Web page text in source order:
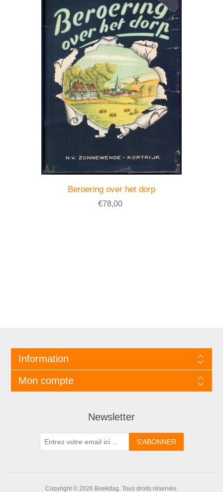
Beroering over het dorp
€78,00
Information
Mon compte
Newsletter
Copyright © 2026 Boekdag. Tous droits réservés.